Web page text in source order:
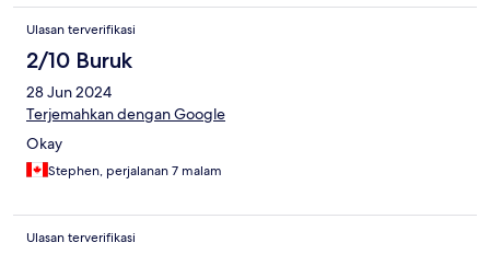
Ulasan terverifikasi
2/10 Buruk
28 Jun 2024
Terjemahkan dengan Google
Okay
Stephen, perjalanan 7 malam
Ulasan terverifikasi